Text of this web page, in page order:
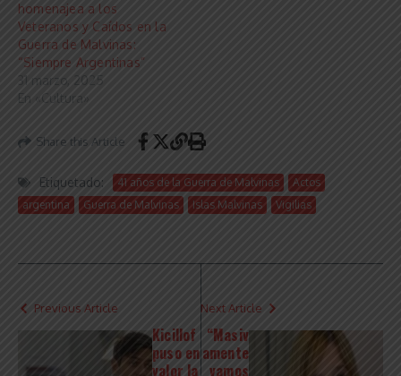
homenajea a los
Veteranos y Caídos en la
Guerra de Malvinas:
“Siempre Argentinas”
31 marzo, 2025
En «Cultura»
Share this Article
Etiquetado: 41 años de la Guerra de Malvinas
Actos
argentina
Guerra de Malvinas Islas Malvinas Vigilias
Previous Article
Kicillof
puso en
valor la
Next Article
“Masiv
amente
vamos